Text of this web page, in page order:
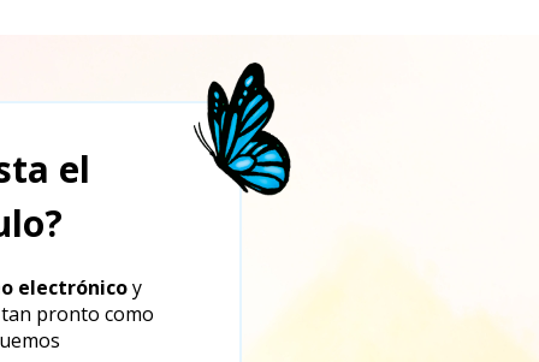
el
electrónicoy
pronto como